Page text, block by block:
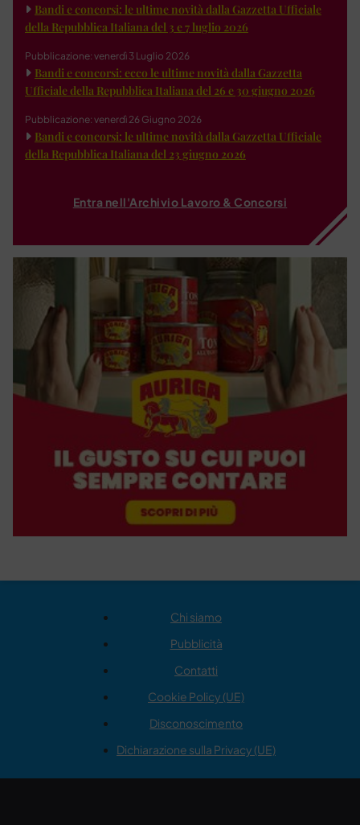
Bandi e concorsi: le ultime novità dalla Gazzetta Ufficiale
della Repubblica Italiana del 3 e 7 luglio 2026
Pubblicazione: venerdì 3 Luglio 2026
Bandi e concorsi: ecco le ultime novità dalla Gazzetta
Ufficiale della Repubblica Italiana del 26 e 30 giugno 2026
Pubblicazione: venerdì 26 Giugno 2026
Bandi e concorsi: le ultime novità dalla Gazzetta Ufficiale
della Repubblica Italiana del 23 giugno 2026
Entra nell'Archivio Lavoro & Concorsi
Chi siamo
Pubblicità
Contatti
Cookie Policy (UE)
Disconoscimento
Dichiarazione sulla Privacy (UE)